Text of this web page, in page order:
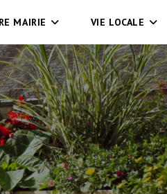
MAIRIE VIE LOCALE